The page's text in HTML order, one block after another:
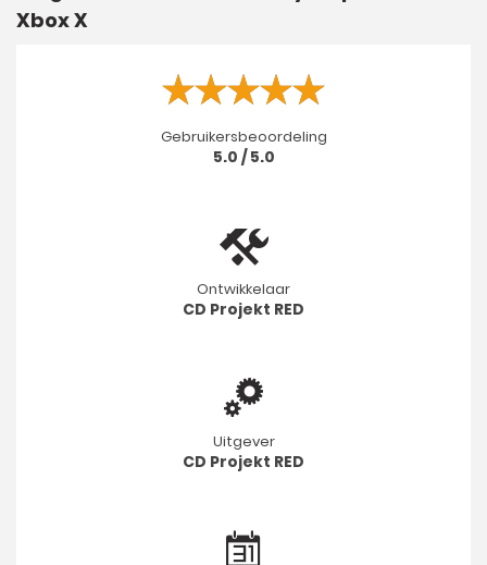
Xbox X
Gebruikersbeoordeling
5.0 / 5.0
Ontwikkelaar
CD Projekt RED
Uitgever
CD Projekt RED